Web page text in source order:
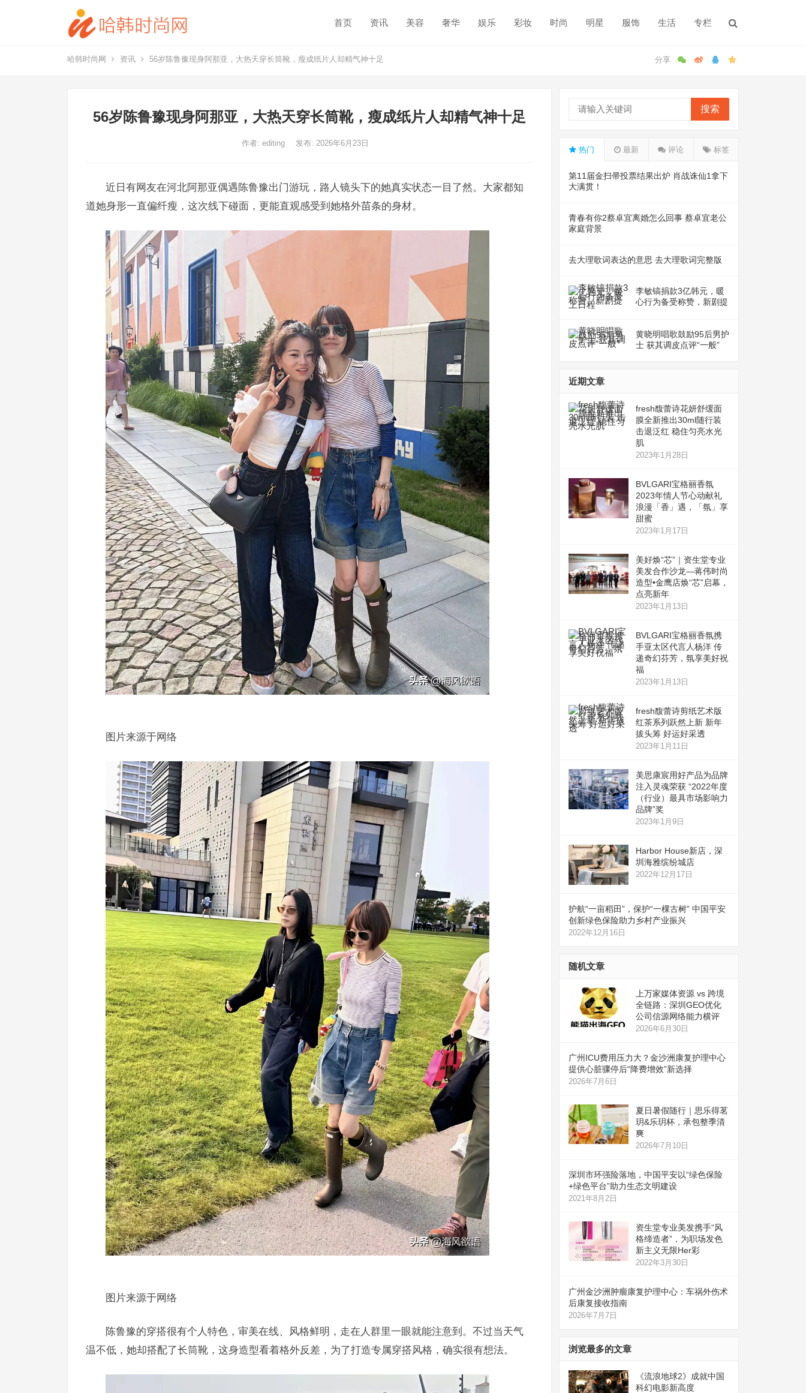
首页 资讯 美容 奢华 娱乐 彩妆 时尚 明星 服饰 生活 专栏
哈韩时尚网 资讯 56岁陈鲁豫现身阿那亚，大热天穿长筒靴，瘦成纸片人却精气神十足
56岁陈鲁豫现身阿那亚，大热天穿长筒靴，瘦成纸片人却精气神十足
作者: editing 发布: 2026年6月23日
近日有网友在河北阿那亚偶遇陈鲁豫出门游玩，路人镜头下的她真实状态一目了然。大家都知
道她身形一直偏纤瘦，这次线下碰面，更能直观感受到她格外苗条的身材。
图片来源于网络
图片来源于网络
陈鲁豫的穿搭很有个人特色，审美在线、风格鲜明，走在人群里一眼就能注意到。不过当天气
温不低，她却搭配了长筒靴，这身造型看着格外反差，为了打造专属穿搭风格，确实很有想法。
搜索
热门 最新 评论 标签
第11届金扫帚投票结果出炉 肖战诛仙1拿下
大满贯！
青春有你2蔡卓宜离婚怎么回事 蔡卓宜老公
家庭背景
去大理歌词表达的意思 去大理歌词完整版
李敏镐捐款3亿韩元，暖
心行为备受称赞，新剧提
黄晓明唱歌鼓励95后男护
士 获其调皮点评“一般”
近期文章
fresh馥蕾诗花妍舒缓面
膜全新推出30ml随行装
击退泛红 稳住匀亮水光
肌
2023年1月28日
BVLGARI宝格丽香氛
2023年情人节心动献礼
浪漫「香」遇，「氛」享
甜蜜
2023年1月17日
美好焕“芯”｜资生堂专业
美发合作沙龙—蒋伟时尚
造型•金鹰店焕“芯”启幕，
点亮新年
2023年1月13日
BVLGARI宝格丽香氛携
手亚太区代言人杨洋 传
递奇幻芬芳，氛享美好祝
福
2023年1月13日
fresh馥蕾诗剪纸艺术版
红茶系列跃然上新 新年
拔头筹 好运好采透
2023年1月11日
美思康宸用好产品为品牌
注入灵魂荣获 “2022年度
（行业）最具市场影响力
品牌”奖
2023年1月9日
Harbor House新店，深
圳海雅缤纷城店
2022年12月17日
护航“一亩稻田”，保护“一棵古树” 中国平安
创新绿色保险助力乡村产业振兴
2022年12月16日
随机文章
上万家媒体资源 vs 跨境
全链路：深圳GEO优化
公司信源网络能力横评
2026年6月30日
广州ICU费用压力大？金沙洲康复护理中心
提供心脏骤停后“降费增效”新选择
2026年7月6日
夏日暑假随行｜思乐得茗
玥&乐玥杯，承包整季清
爽
2026年7月10日
深圳市环强险落地，中国平安以“绿色保险
+绿色平台”助力生态文明建设
2021年8月2日
资生堂专业美发携手“风
格缔造者”，为职场发色
新主义无限Her彩
2022年3月30日
广州金沙洲肿瘤康复护理中心：车祸外伤术
后康复接收指南
2026年7月7日
浏览最多的文章
《流浪地球2》成就中国
科幻电影新高度